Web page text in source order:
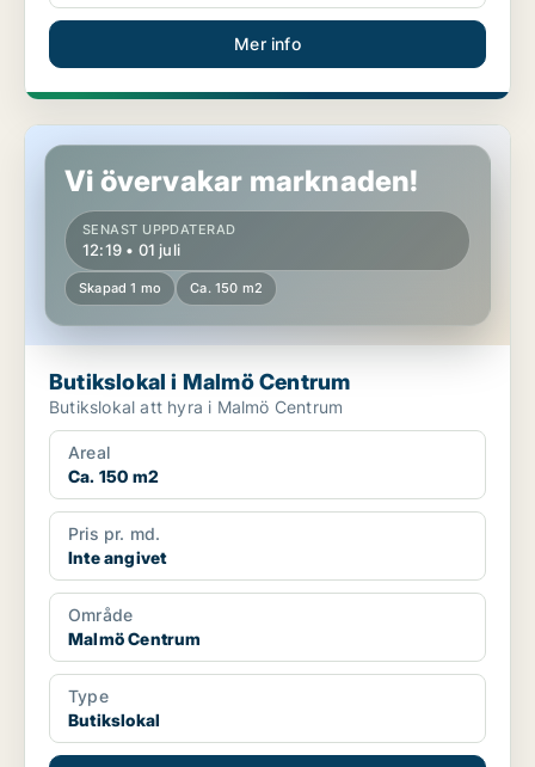
Mer info
Butikslokal i Malmö Centrum
Vi övervakar marknaden!
SENAST UPPDATERAD
12:19 • 01 juli
Skapad 1 mo Ca. 150 m2
Butikslokal i Malmö Centrum
Butikslokal att hyra i Malmö Centrum
Areal
Ca. 150 m2
Pris pr. md.
Inte angivet
Område
Malmö Centrum
Type
Butikslokal